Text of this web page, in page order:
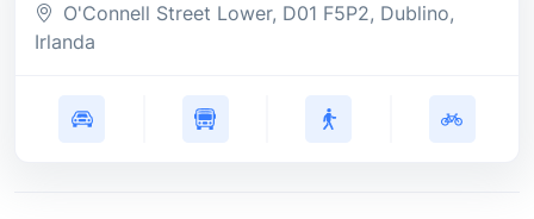
O'Connell Street Lower, D01 F5P2, Dublino,
Irlanda